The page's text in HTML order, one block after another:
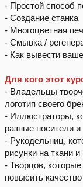
- Простой способ
- Создание станка
- Многоцветная
- Смывка /
- Как вывести
Для кого этот
- Владельцы
логотип своего
- Иллюстраторы,
разные носители и
- Рукодельниц,
рисунки на ткани
- Творцов,
повысить